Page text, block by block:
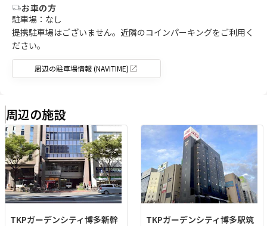
お車の方
駐車場：なし
提携駐車場はございません。近隣のコインパーキングをご利用く
ださい。
周辺の駐車場情報 (NAVITIME)
周辺の施設
TKPガーデンシティ博多新幹
TKPガーデンシティ博多駅筑